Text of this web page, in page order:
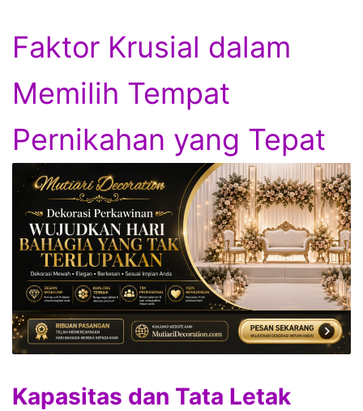
Faktor Krusial dalam
Memilih Tempat
Pernikahan yang Tepat
Kapasitas dan Tata Letak